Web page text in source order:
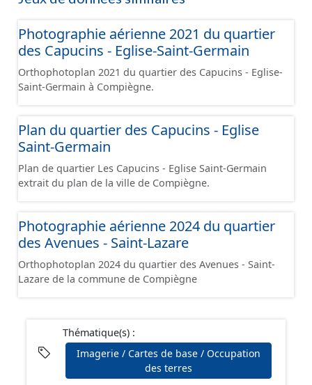
Photographie aérienne 2021 du quartier
des Capucins - Eglise-Saint-Germain
Orthophotoplan 2021 du quartier des Capucins - Eglise-
Saint-Germain à Compiègne.
Plan du quartier des Capucins - Eglise
Saint-Germain
Plan de quartier Les Capucins - Eglise Saint-Germain
extrait du plan de la ville de Compiègne.
Photographie aérienne 2024 du quartier
des Avenues - Saint-Lazare
Orthophotoplan 2024 du quartier des Avenues - Saint-
Lazare de la commune de Compiègne
Thématique(s) :
Imagerie / Cartes de base / Occupation
des terres